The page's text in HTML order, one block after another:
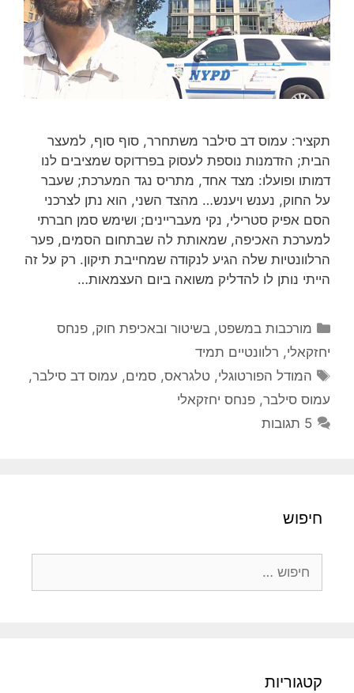
תקציר: עמוס דב סילבר משתחרר, סוף סוף, למעצר
הבית; הזדמנות נוספת לעסוק בפרדוקס שמציבים לנו
דמותו ופועלו: מצד אחד, מתריס נגד המערכת; שעבר
על החוק, נענש ויענש… מהצד השני, הוא נתן לצרכני
הסם אפיק סטרילי, נקי מעבריינים; ושימש סמן חברתי
למערכת האכיפה, שמאותת לה שבתחום הסמים, פער
הרלוונטיות שלה הגיע לנקודה שמחייבת תיקון. רק על זה
הייתי נותן לו להדליק משואה ביום העצמאות…
קטגוריות
מורכבות במשפט, בשיטור ובאכיפת חוק,פנחס
יחזקאלי, רלוונטיים תמיד
תגיות
המודל הפורטוגלי,טלגראס,סמים, עמוס דב סילבר,
עמוס סילבר, פנחס יחזקאלי
5 תגובות
חיפוש
קטגוריות